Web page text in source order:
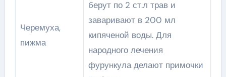
Черемуха,
пижма
берут по 2 ст.л трав и
заваривают в 200 мл
кипяченой воды. Для
народного лечения
фурункула делают примочки